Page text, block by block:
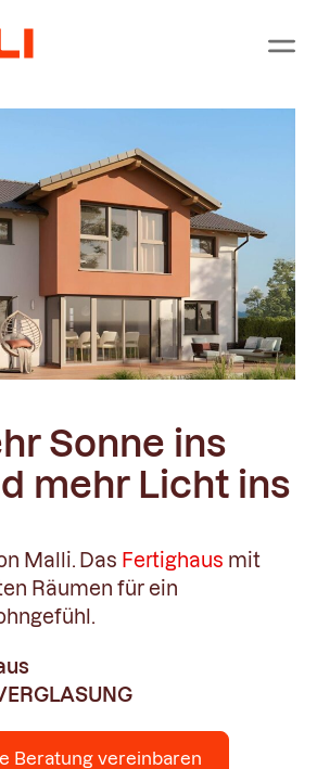
Sonne ins
mehr Licht ins
Malli. Das Fertighaus mit
Räumen für ein
Beratung vereinbaren